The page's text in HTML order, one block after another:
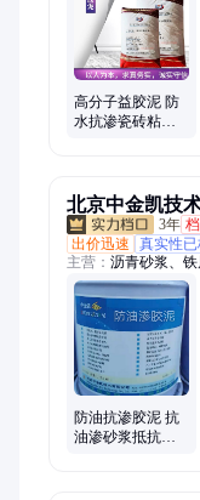
物修补砂浆、混凝
缝修补胶、混凝土
合物防水防腐砂浆
碳化涂料、环氧树
高分子益胶泥 防
水抗渗瓷砖粘结
北京中金凯技
3年 档
出价迅速
真实性
主营： 沥青砂浆、铁
胶泥、环氧沥青防
防静电不发火耐磨
防油抗渗胶泥 抗
油渗砂浆抵抗植